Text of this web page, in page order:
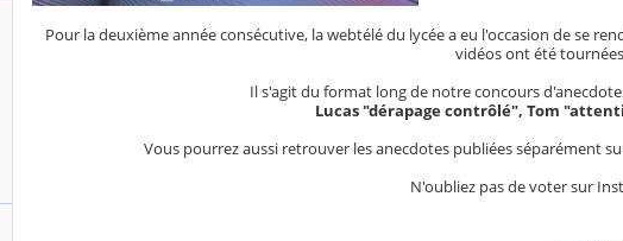
Pour la deuxième année consécutive, la webtélé du lycée a eu l'occasion de se
vidéos ont été
Il s'agit du format long de notre concours
Lucas "dérapage contrôlé", Tom
Vous pourrez aussi retrouver les anecdotes publiées séparément
N'oubliez pas de voter sur